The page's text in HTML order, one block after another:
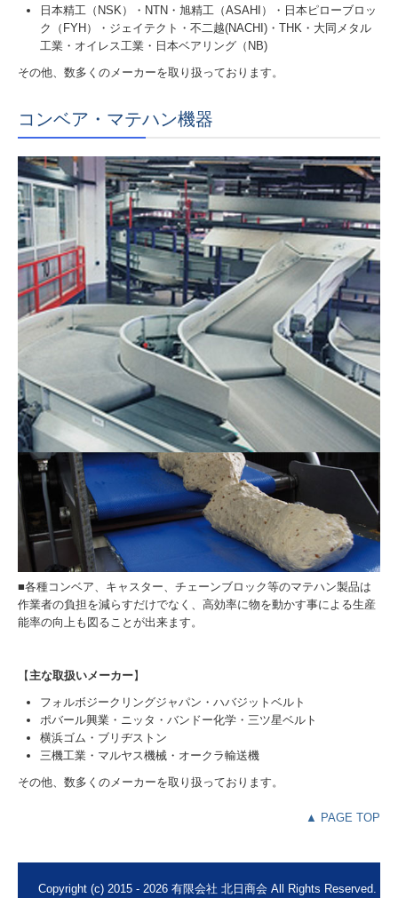
日本精工（NSK）・NTN・旭精工（ASAHI）・日本ピローブロッ
ク（FYH）・ジェイテクト・不二越(NACHI)・THK・大同メタル
工業・オイレス工業・日本ベアリング（NB)
その他、数多くのメーカーを取り扱っております。
コンベア・マテハン機器
■各種コンベア、キャスター、チェーンブロック等のマテハン製品は
作業者の負担を減らすだけでなく、高効率に物を動かす事による生産
能率の向上も図ることが出来ます。
【 主な取扱いメーカー】
フォルボジークリングジャパン・ハバジットベルト
ポバール興業・ニッタ・バンドー化学・三ツ星ベルト
横浜ゴム・ブリヂストン
三機工業・マルヤス機械・オークラ輸送機
その他、数多くのメーカーを取り扱っております。
▲ PAGE TOP
Copyright (c) 2015 - 2026 有限会社 北日商会 All Rights Reserved.